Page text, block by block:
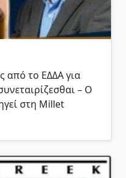
από το ΕΔΔΑ για
– Ο
στη Millet